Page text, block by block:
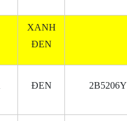
XANH
ĐEN
ĐEN